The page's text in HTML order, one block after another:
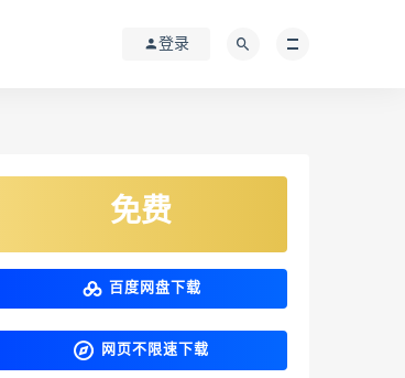
登录
免费
百度网盘下载
网页不限速下载